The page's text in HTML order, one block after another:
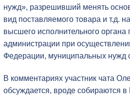
нужд», разрешивший менять
вид поставляемого товара и т.д.
высшего исполнительного органа
администрации при
Федерации, муниципальных нужд
В комментариях участник чата
обсуждается, вроде собираются